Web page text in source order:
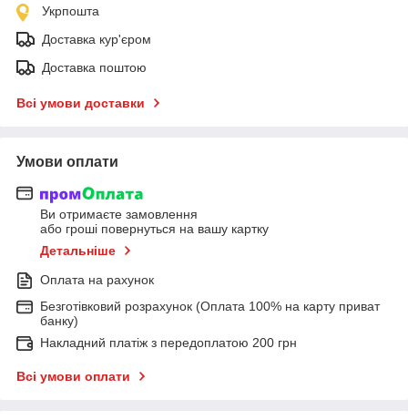
Укрпошта
Доставка кур'єром
Доставка поштою
Всі умови доставки
Умови оплати
Ви отримаєте замовлення
або гроші повернуться на вашу картку
Детальніше
Оплата на рахунок
Безготівковий розрахунок (Оплата 100% на карту приват
банку)
Накладний платіж з передоплатою 200 грн
Всі умови оплати